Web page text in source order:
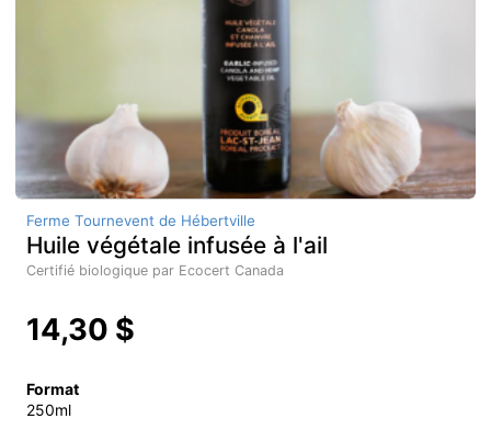
Ferme Tournevent de Hébertville
Huile végétale infusée à l'ail
Certifié biologique par Ecocert Canada
14,30 $
Format
250ml